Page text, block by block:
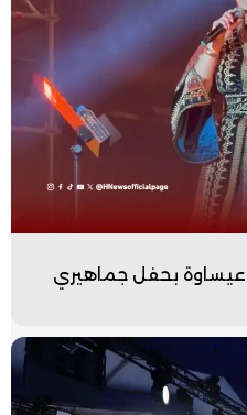
عيساوة بحفل جماهيري